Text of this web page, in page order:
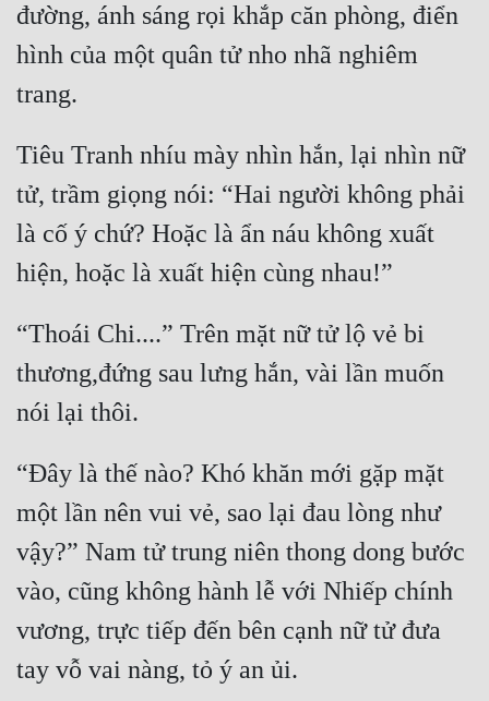
đường, ánh sáng rọi khắp căn phòng, điển
hình của một quân tử nho nhã nghiêm
Tiêu Tranh nhíu mày nhìn hắn, lại nhìn nữ
tử, trầm giọng nói: “Hai người không phải
là cố ý chứ? Hoặc là ẩn náu không xuất
“Thoái Chi....” Trên mặt nữ tử lộ vẻ bi
thương,đứng sau lưng hắn, vài lần muốn
“Đây là thế nào? Khó khăn mới gặp mặt
một lần nên vui vẻ, sao lại đau lòng như
vậy?” Nam tử trung niên thong dong bước
vào, cũng không hành lễ với Nhiếp chính
vương, trực tiếp đến bên cạnh nữ tử đưa